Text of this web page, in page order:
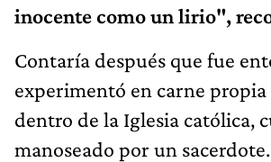
inocente como un lirio",
Contaría después que fue
experimentó en carne propia
dentro de la Iglesia católica,
manoseado por un sacerdote.